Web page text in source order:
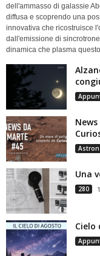
dell'ammasso di galassie
diffusa e scoprendo una
innovativa che ricostruisce
dall'emissione di
dinamica che plasma
Una
280
Cielo